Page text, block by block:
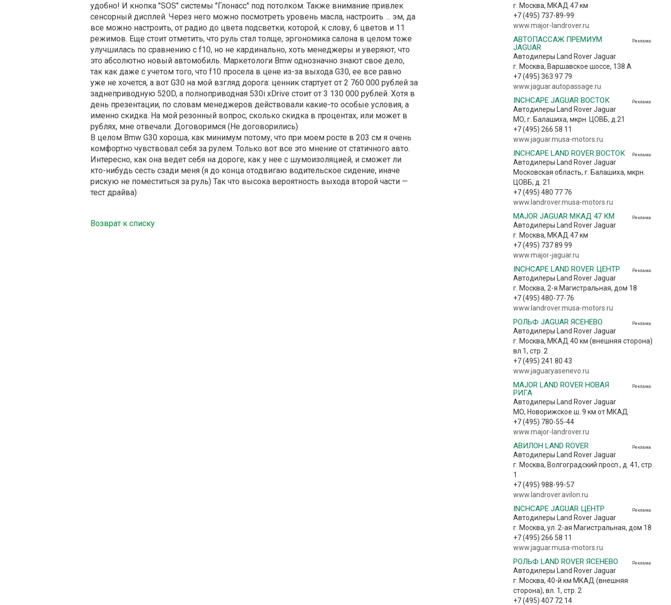
удобно! И кнопка "SOS" системы "Глонасс" под потолком. Также внимание привлек
сенсорный дисплей. Через него можно посмотреть уровень масла, настроить … эм, да
все можно настроить, от радио до цвета подсветки, которой, к слову, 6 цветов и 11
режимов. Еще стоит отметить, что руль стал толще, эргономика салона в целом тоже
улучшилась по сравнению с f10, но не кардинально, хоть менеджеры и уверяют, что
это абсолютно новый автомобиль. Маркетологи Bmw однозначно знают свое дело,
так как даже с учетом того, что f10 просела в цене из-за выхода G30, ее все равно
уже не хочется, а вот G30 на мой взгляд дорога: ценник стартует от 2 760 000 рублей за
заднеприводную 520D, а полноприводная 530i xDrive стоит от 3 130 000 рублей. Хотя в
день презентации, по словам менеджеров действовали какие-то особые условия, а
именно скидка. На мой резонный вопрос, сколько скидка в процентах, или может в
рублях, мне отвечали: Договоримся (Не договорились)
В целом Bmw G30 хороша, как минимум потому, что при моем росте в 203 см я очень
комфортно чувствовал себя за рулем. Только вот все это мнение от статичного авто.
Интересно, как она ведет себя на дороге, как у нее с шумоизоляцией, и сможет ли
кто-нибудь сесть сзади меня (я до конца отодвигаю водительское сидение, иначе
рискую не поместиться за руль) Так что высока вероятность выхода второй части —
тест драйва)
Возврат к списку
г. Москва, МКАД 47 км
+7 (495) 737-89-99
www.major-landrover.ru
Реклама
АВТОПАССАЖ ПРЕМИУМ
JAGUAR
Автодилеры Land Rover Jaguar
г. Москва, Варшавское шоссе, 138 А
+7 (495) 363 97 79
www.jaguar.autopassage.ru
Реклама
INCHCAPE JAGUAR ВОСТОК
Автодилеры Land Rover Jaguar
МО, г. Балашиха, мкрн. ЦОВБ, д.21
+7 (495) 266 58 11
www.jaguar.musa-motors.ru
Реклама
INCHCAPE LAND ROVER ВОСТОК
Автодилеры Land Rover Jaguar
Московская область, г. Балашиха, мкрн.
ЦОВБ, д. 21
+7 (495) 480 77 76
www.landrover.musa-motors.ru
Реклама
MAJOR JAGUAR МКАД 47 КМ
Автодилеры Land Rover Jaguar
г. Москва, МКАД 47 км
+7 (495) 737 89 99
www.major-jaguar.ru
Реклама
INCHCAPE LAND ROVER ЦЕНТР
Автодилеры Land Rover Jaguar
г. Москва, 2-я Магистральная, дом 18
+7 (495) 480-77-76
www.landrover.musa-motors.ru
Реклама
РОЛЬФ JAGUAR ЯСЕНЕВО
Автодилеры Land Rover Jaguar
г. Москва, МКАД 40 км (внешняя сторона)
вл.1, стр. 2
+7 (495) 241 80 43
www.jaguaryasenevo.ru
Реклама
MAJOR LAND ROVER НОВАЯ
РИГА
Автодилеры Land Rover Jaguar
МО, Новорижское ш. 9 км от МКАД
+7 (495) 780-55-44
www.major-landrover.ru
Реклама
АВИЛОН LAND ROVER
Автодилеры Land Rover Jaguar
г. Москва, Волгоградский просп., д. 41, стр.
1
+7 (495) 988-99-57
www.landrover.avilon.ru
Реклама
INCHCAPE JAGUAR ЦЕНТР
Автодилеры Land Rover Jaguar
г. Москва, ул. 2-ая Магистральная, дом 18
+7 (495) 266 58 11
www.jaguar.musa-motors.ru
Реклама
РОЛЬФ LAND ROVER ЯСЕНЕВО
Автодилеры Land Rover Jaguar
г. Москва, 40-й км МКАД (внешняя
сторона), вл. 1, стр. 2
+7 (495) 407 72 14